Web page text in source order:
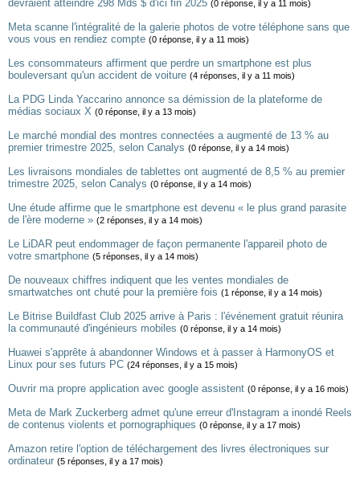
devraient atteindre 298 Mds $ d'ici fin 2025 (0 réponse, il y a 11 mois)
Meta scanne l'intégralité de la galerie photos de votre téléphone sans que
vous vous en rendiez compte (0 réponse, il y a 11 mois)
Les consommateurs affirment que perdre un smartphone est plus
bouleversant qu'un accident de voiture (4 réponses, il y a 11 mois)
La PDG Linda Yaccarino annonce sa démission de la plateforme de
médias sociaux X (0 réponse, il y a 13 mois)
Le marché mondial des montres connectées a augmenté de 13 % au
premier trimestre 2025, selon Canalys (0 réponse, il y a 14 mois)
Les livraisons mondiales de tablettes ont augmenté de 8,5 % au premier
trimestre 2025, selon Canalys (0 réponse, il y a 14 mois)
Une étude affirme que le smartphone est devenu « le plus grand parasite
de l'ère moderne » (2 réponses, il y a 14 mois)
Le LiDAR peut endommager de façon permanente l'appareil photo de
votre smartphone (5 réponses, il y a 14 mois)
De nouveaux chiffres indiquent que les ventes mondiales de
smartwatches ont chuté pour la première fois (1 réponse, il y a 14 mois)
Le Bitrise Buildfast Club 2025 arrive à Paris : l'événement gratuit réunira
la communauté d'ingénieurs mobiles (0 réponse, il y a 14 mois)
Huawei s'apprête à abandonner Windows et à passer à HarmonyOS et
Linux pour ses futurs PC (24 réponses, il y a 15 mois)
Ouvrir ma propre application avec google assistent (0 réponse, il y a 16 mois)
Meta de Mark Zuckerberg admet qu'une erreur d'Instagram a inondé Reels
de contenus violents et pornographiques (0 réponse, il y a 17 mois)
Amazon retire l'option de téléchargement des livres électroniques sur
ordinateur (5 réponses, il y a 17 mois)